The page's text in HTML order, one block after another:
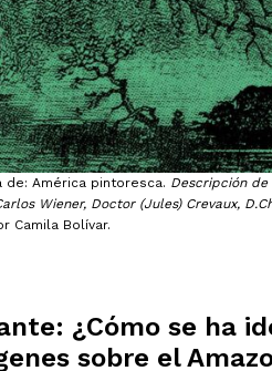
de: América pintoresca. Descripción de
Wiener, Doctor (Jules) Crevaux,
Camila Bolívar.
¿Cómo se ha
sobre el